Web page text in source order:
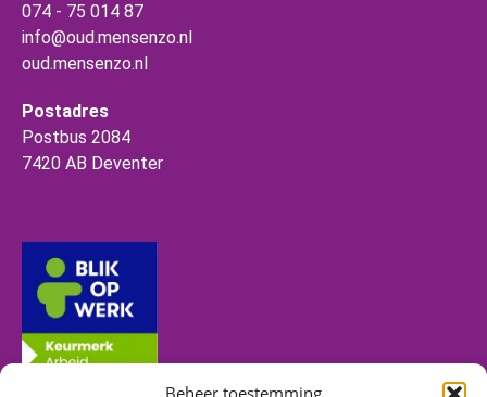
Beheer toestemming
074 - 75 014 87
info@oud.mensenzo.nl
oud.mensenzo.nl
Postadres
Postbus 2084
7420 AB Deventer